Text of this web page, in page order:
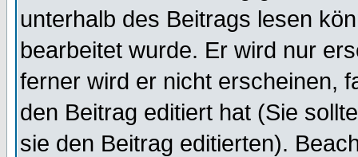
unterhalb des Beitrags lesen
bearbeitet wurde. Er wird nur
ferner wird er nicht erscheinen,
den Beitrag editiert hat (Sie
sie den Beitrag editierten).